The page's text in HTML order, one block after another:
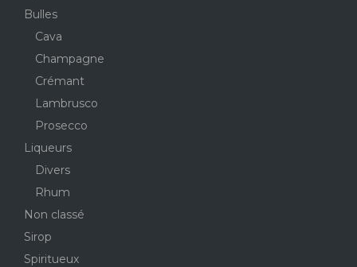
Bulles
Cava
Champagne
Crémant
Lambrusco
Prosecco
Liqueurs
Divers
Rhum
Non classé
Sirop
Spiritueux